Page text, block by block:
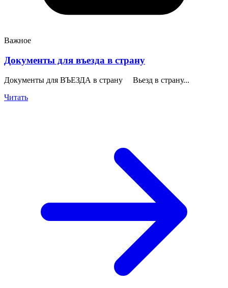
Важное
Документы для въезда в страну
Документы для ВЪЕЗДА в страну Вьезд в страну...
Читать